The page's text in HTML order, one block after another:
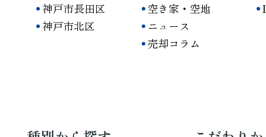
神戸市長田区
神戸市北区
空き家・空地
ニュース
売却コラム